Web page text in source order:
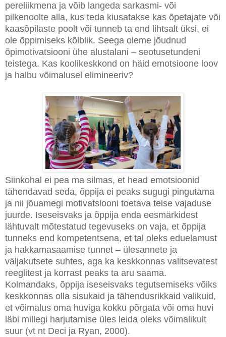
pereliikmena ja võib langeda sarkasmi- või
pilkenoolte alla, kus teda kiusatakse kas õpetajate või
kaasõpilaste poolt või tunneb ta end lihtsalt üksi, ei
ole õppimiseks kõlblik. Seega oleme jõudnud
õpimotivatsiooni ühe alustalani – seotusetundeni
teistega. Kas koolikeskkond on häid emotsioone loov
ja halbu võimalusel elimineeriv?
Siinkohal ei pea ma silmas, et head emotsioonid
tähendavad seda, õppija ei peaks sugugi pingutama
ja nii jõuamegi motivatsiooni toetava teise vajaduse
juurde. Iseseisvaks ja õppija enda eesmärkidest
lähtuvalt mõtestatud tegevuseks on vaja, et õppija
tunneks end kompetentsena, et tal oleks eduelamust
ja hakkamasaamise tunnet – ülesannete ja
väljakutsete suhtes, aga ka keskkonnas valitsevatest
reeglitest ja korrast peaks ta aru saama.
Kolmandaks, õppija iseseisvaks tegutsemiseks võiks
keskkonnas olla sisukaid ja tähendusrikkaid valikuid,
et võimalus oma huviga kokku põrgata või oma huvi
läbi millegi harjutamise üles leida oleks võimalikult
suur (vt nt Deci ja Ryan, 2000).